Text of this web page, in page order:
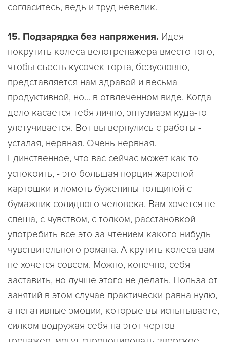
согласитесь, ведь и труд невелик.
15. Подзарядка без напряжения. Идея
покрутить колеса велотренажера вместо того,
чтобы съесть кусочек торта, безусловно,
представляется нам здравой и весьма
продуктивной, но... в отвлеченном виде. Когда
дело касается тебя лично, энтузиазм куда-то
улетучивается. Вот вы вернулись с работы -
усталая, нервная. Очень нервная.
Единственное, что вас сейчас может как-то
успокоить, - это большая порция жареной
картошки и ломоть буженины толщиной с
бумажник солидного человека. Вам хочется не
спеша, с чувством, с толком, расстановкой
употребить все это за чтением какого-нибудь
чувствительного романа. А крутить колеса вам
не хочется совсем. Можно, конечно, себя
заставить, но лучше этого не делать. Польза от
занятий в этом случае практически равна нулю,
а негативные эмоции, которые вы испытываете,
силком водружая себя на этот чертов